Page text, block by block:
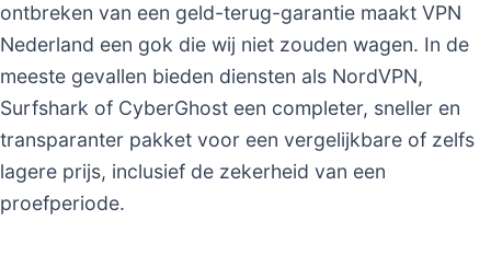
ontbreken van een geld-terug-garantie maakt VPN
Nederland een gok die wij niet zouden wagen. In de
meeste gevallen bieden diensten als NordVPN,
Surfshark of CyberGhost een completer, sneller en
transparanter pakket voor een vergelijkbare of zelfs
lagere prijs, inclusief de zekerheid van een
proefperiode.